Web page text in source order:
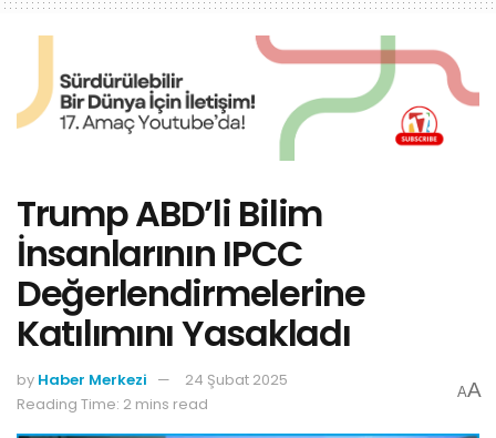
Trump ABD’li Bilim
İnsanlarının IPCC
Değerlendirmelerine
Katılımını Yasakladı
by Haber Merkezi
24 Şubat 2025
Reading Time: 2 mins read
AA